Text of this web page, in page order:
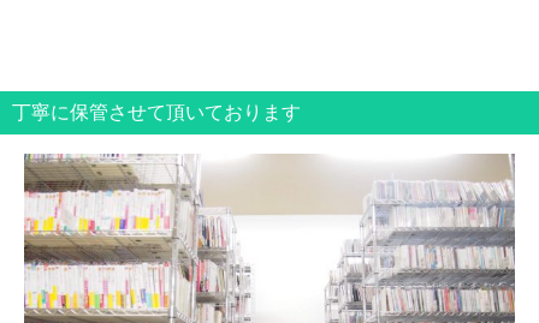
丁寧に保管させて頂いております